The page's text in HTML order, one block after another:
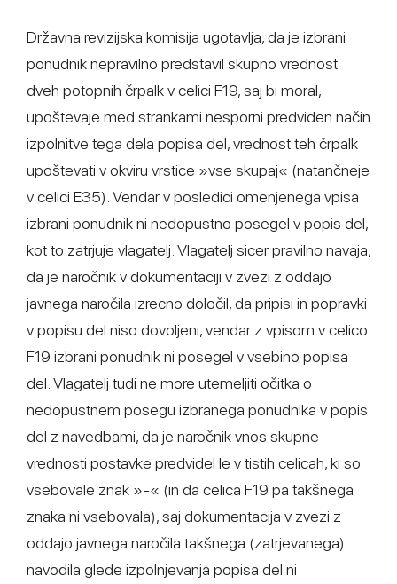
Državna revizijska komisija ugotavlja, da je izbrani
ponudnik nepravilno predstavil skupno vrednost
dveh potopnih črpalk v celici F19, saj bi moral,
upoštevaje med strankami nesporni predviden način
izpolnitve tega dela popisa del, vrednost teh črpalk
upoštevati v okviru vrstice »vse skupaj« (natančneje
v celici E35). Vendar v posledici omenjenega vpisa
izbrani ponudnik ni nedopustno posegel v popis del,
kot to zatrjuje vlagatelj. Vlagatelj sicer pravilno navaja,
da je naročnik v dokumentaciji v zvezi z oddajo
javnega naročila izrecno določil, da pripisi in popravki
v popisu del niso dovoljeni, vendar z vpisom v celico
F19 izbrani ponudnik ni posegel v vsebino popisa
del. Vlagatelj tudi ne more utemeljiti očitka o
nedopustnem posegu izbranega ponudnika v popis
del z navedbami, da je naročnik vnos skupne
vrednosti postavke predvidel le v tistih celicah, ki so
vsebovale znak »-« (in da celica F19 pa takšnega
znaka ni vsebovala), saj dokumentacija v zvezi z
oddajo javnega naročila takšnega (zatrjevanega)
navodila glede izpolnjevanja popisa del ni